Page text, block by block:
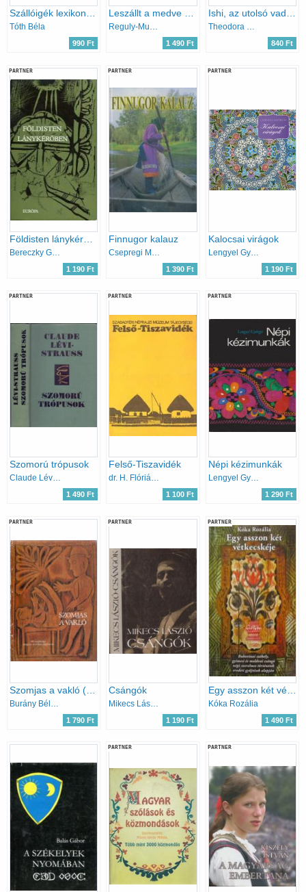
Tóth Béla
990 Ft
Reguly-Munkácsi-Kálmán
1 490 Ft
Theodora Kroeber
840 Ft
PARTNER
1 190 Ft
PARTNER
Finnugor kalauz
1 390 Ft
PARTNER
Kalocsai virágok
Lengyel Györgyi
1 190 Ft
PARTNER
Szomorú trópusok
Claude Lévi-Strauss
1 490 Ft
PARTNER
Felső-Tiszavidék
dr. H. Flórián Mária
1 100 Ft
PARTNER
Népi kézimunkák
Lengyel Györgyi
1 290 Ft
PARTNER
1 790 Ft
PARTNER
Csángók
1 190 Ft
PARTNER
Egy asszon két vétkecskéje
Kóka Rozália
1 490 Ft
PARTNER PARTNER